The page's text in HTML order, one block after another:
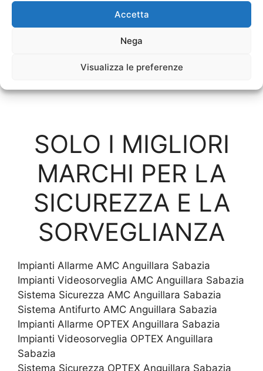
Accetta
Nega
Visualizza le preferenze
SCOPRI LE PROPOSTE PER IL TUO
ALBERGO
Impianto di Allarme
SOLO I MIGLIORI
MARCHI PER LA
SICUREZZA E LA
SORVEGLIANZA
Impianti Allarme AMC Anguillara Sabazia
Impianti Videosorveglia AMC Anguillara Sabazia
Sistema Sicurezza AMC Anguillara Sabazia
Sistema Antifurto AMC Anguillara Sabazia
Impianti Allarme OPTEX Anguillara Sabazia
Impianti Videosorveglia OPTEX Anguillara
Sabazia
Sistema Sicurezza OPTEX Anguillara Sabazia